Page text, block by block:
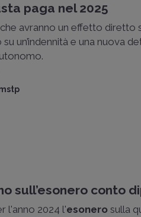
paga nel 2025
avranno un effetto diretto
un’indennità e una nuova
sull’esonero conto
l'anno 2024 l'esonero sulla